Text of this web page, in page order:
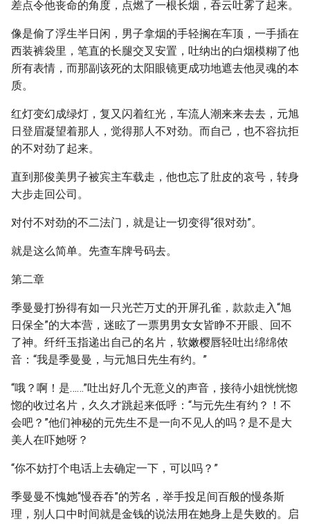
差点令他丧命的角度，点燃了一根长烟，吞云吐雾了起来。
像是偷了浮生半日闲，男子拿烟的手轻搁在车顶，一手插在
西装裤袋里，笔直的长腿交叉安置，吐纳出的白烟模糊了他
所有表情，而那副该死的太阳眼镜更成功地遮去他灵魂的本
质。
红灯变幻成绿灯，复又闪着红光，车流人潮来来去去，元旭
日登眉凝望着那人，觉得那人不对劲。而自己，也不容抗拒
的不对劲了起来。
直到那俊美男子被宾主车载走，他也忘了肚皮的哀号，转身
大步走回公司。
对付不对劲的不二法门，就是让一切变得“很对劲”。
就是这么简单。先查车牌号码去。
第二章
季曼曼打扮得有如一只光芒万丈的开屏孔雀，款款走入“旭
日保全”的大本营，迷眩了一票男男女女皆睁不开眼、回不
了神。纤纤玉指递出自己的名片，软嫩樱唇轻吐出绵绵侬
音：“我是季曼曼，与元旭日先生有约。”
“哦？啊！是……”吐出好几个无意义的声音，接待小姐恍恍惚
惚的收过名片，久久才跳起来低呼：“与元先生有约？！不
会吧？”他们神秘的元先生不是一向不见人的吗？是不是大
美人在吓她呀？
“你不妨打个电话上去确定一下，可以吗？”
季曼曼不愧她“慢吞吞”的芳名，举手投足间百般的慢条斯
理，别人口中时间就是金钱的说法用在她身上是失败的。启